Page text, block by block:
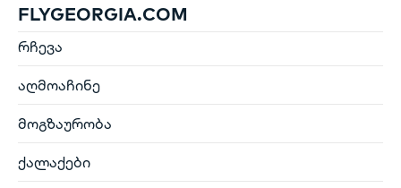
FLYGEORGIA.COM
რჩევა
აღმოაჩინე
მოგზაურობა
ქალაქები